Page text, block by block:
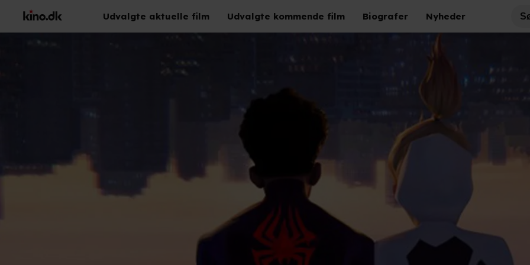
Udvalgte aktuelle film Udvalgte kommende film Biografer Nyheder